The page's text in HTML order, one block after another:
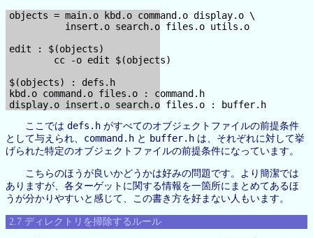
objects = main.o kbd.o command.o display.o \
          insert.o search.o files.o utils.o
edit : $(objects)
        cc -o edit $(objects)
$(objects) : defs.h
kbd.o command.o files.o : command.h
ここでは defs.h がすべてのオブジェクトファイルの前提条件
として与えられ、 command.h と buffer.h は、それぞれに対して挙
げられた特定のオブジェクトファイルの前提条件になっています。
こちらのほうが良いかどうかは好みの問題です。より簡潔では
ありますが、各ターゲットに関する情報を一箇所にまとめてあるほ
うが分かりやすいと感じて、この書き方を好まない人もいます。
2.7 ディレクトリを掃除するルール